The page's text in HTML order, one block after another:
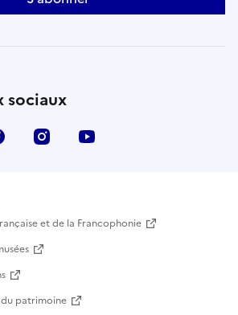
sociaux
Facebook Instagram
et de la Francophonie
du patrimoine